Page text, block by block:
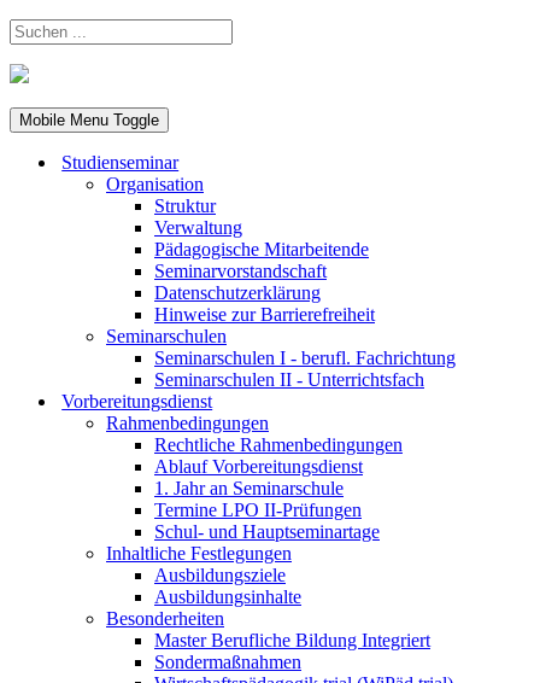
Mobile Menu Toggle
Studienseminar
Organisation
Struktur
Verwaltung
Pädagogische Mitarbeitende
Seminarvorstandschaft
Datenschutzerklärung
Hinweise zur Barrierefreiheit
Seminarschulen
Seminarschulen I - berufl. Fachrichtung
Seminarschulen II - Unterrichtsfach
Vorbereitungsdienst
Rahmenbedingungen
Rechtliche Rahmenbedingungen
Ablauf Vorbereitungsdienst
1. Jahr an Seminarschule
Termine LPO II-Prüfungen
Schul- und Hauptseminartage
Inhaltliche Festlegungen
Ausbildungsziele
Ausbildungsinhalte
Besonderheiten
Master Berufliche Bildung Integriert
Sondermaßnahmen